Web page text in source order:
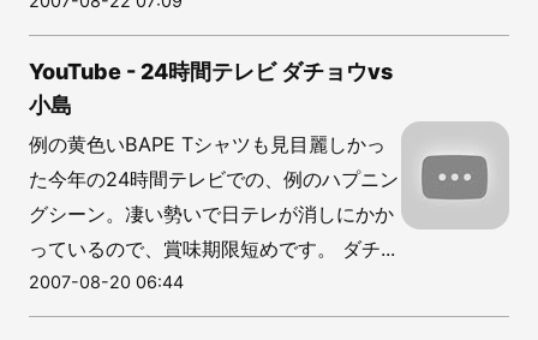
YouTube - 24時間テレビ ダチョウvs
小島
例の黄色いBAPE Tシャツも見目麗しかっ
た今年の24時間テレビでの、例のハプニン
グシーン。凄い勢いで日テレが消しにかか
っているので、賞味期限短めです。 ダチ...
2007-08-20 06:44